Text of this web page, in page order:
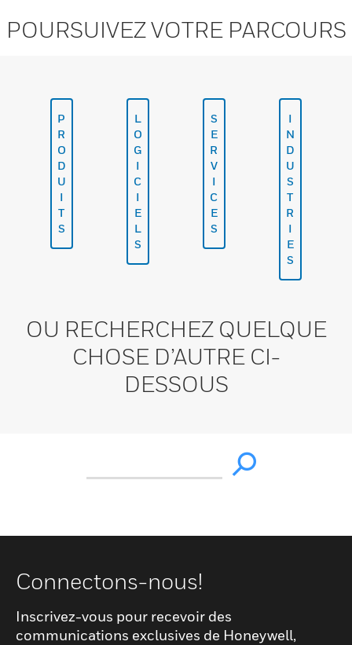
POURSUIVEZ VOTRE PARCOURS
P
R
O
D
U
I
T
S
L
O
G
I
C
I
E
L
S
S
E
R
V
I
C
E
S
I
N
D
U
S
T
R
I
E
S
OU RECHERCHEZ QUELQUE
CHOSE D’AUTRE CI-
DESSOUS
Connectons-nous!
Inscrivez-vous pour recevoir des
communications exclusives de Honeywell,